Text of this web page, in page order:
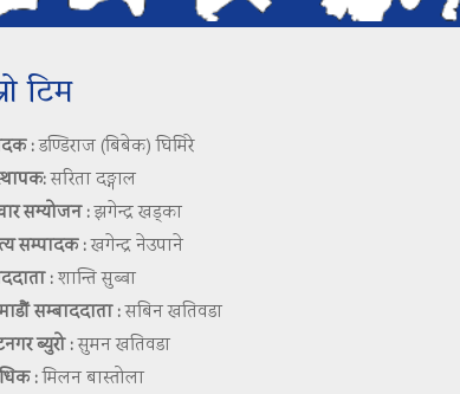
टिम
:डण्डिराज (बिबेक) घिमिरे
सरिता दङ्गाल
सम्योजन :झगेन्द्र खड्का
सम्पादक :खगेन्द्र नेउपाने
:शान्ति सुब्बा
सम्बाददाता :सबिन खतिवडा
ब्युरो :सुमन खतिवडा
:मिलन बास्तोला